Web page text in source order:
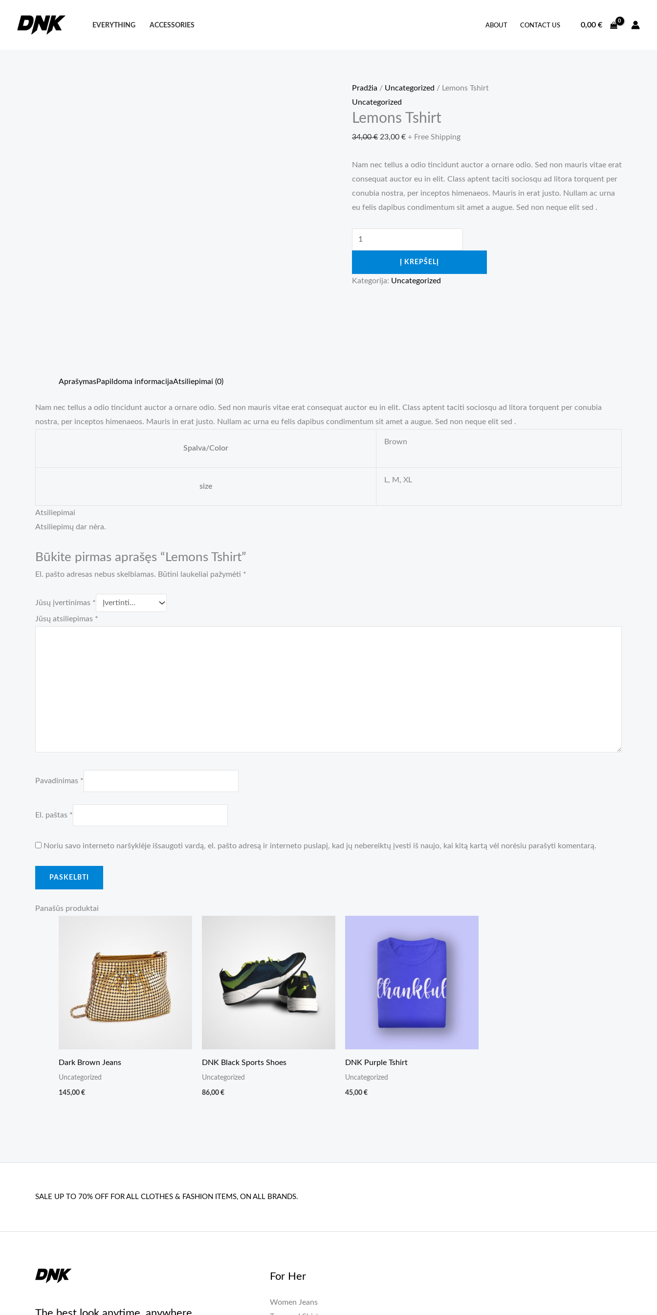
EVERYTHING ACCESSORIES ABOUT CONTACT US 0,00 €
Sale!
Pradžia / Uncategorized / Lemons Tshirt
Uncategorized
Lemons Tshirt
34,00€ Original
was:
34,00 €.
23,00 €Current
is:
23,00 €.
+ Free Shipping
Nam nec tellus a odio tincidunt auctor a ornare odio. Sed non mauris vitae erat
consequat auctor eu in elit. Class aptent taciti sociosqu ad litora torquent per
conubia nostra, per inceptos himenaeos. Mauris in erat justo. Nullam ac urna
eu felis dapibus condimentum sit amet a augue. Sed non neque elit sed .
produkto
kiekis:
Tshirt
Į KREPŠELĮ
Kategorija: Uncategorized
AprašymasPapildoma informacijaAtsiliepimai (0)
Nam nec tellus a odio tincidunt auctor a ornare odio. Sed non mauris vitae erat consequat auctor eu in elit. Class aptent taciti sociosqu ad litora torquent per conubia
nostra, per inceptos himenaeos. Mauris in erat justo. Nullam ac urna eu felis dapibus condimentum sit amet a augue. Sed non neque elit sed .
Spalva/Color
Brown
size
L, M, XL
Atsiliepimai
Atsiliepimų dar nėra.
Būkite pirmas aprašęs “Lemons Tshirt”
El. pašto adresas nebus skelbiamas. Būtini laukeliai pažymėti *
Jūsų įvertinimas *
Jūsų atsiliepimas *
Pavadinimas *
El. paštas *
Noriu savo interneto naršyklėje išsaugoti vardą, el. pašto adresą ir interneto puslapį, kad jų nebereiktų įvesti iš naujo, kai kitą kartą vėl norėsiu parašyti komentarą.
Panašūs produktai
Dark Brown Jeans
Uncategorized
145,00 €
DNK Black Sports Shoes
Uncategorized
86,00 €
DNK Purple Tshirt
Uncategorized
45,00 €
SALE UP TO 70% OFF FOR ALL CLOTHES & FASHION ITEMS, ON ALL BRANDS.
For Her
Women Jeans